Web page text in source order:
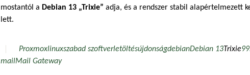
mostantól a Debian 13 „Trixie” adja, és a rendszer stabil alapértelmezett
lett.
Proxmoxlinuxszabad szoftverletöltésújdonságdebianDebian 13Trixie9
mailMail Gateway